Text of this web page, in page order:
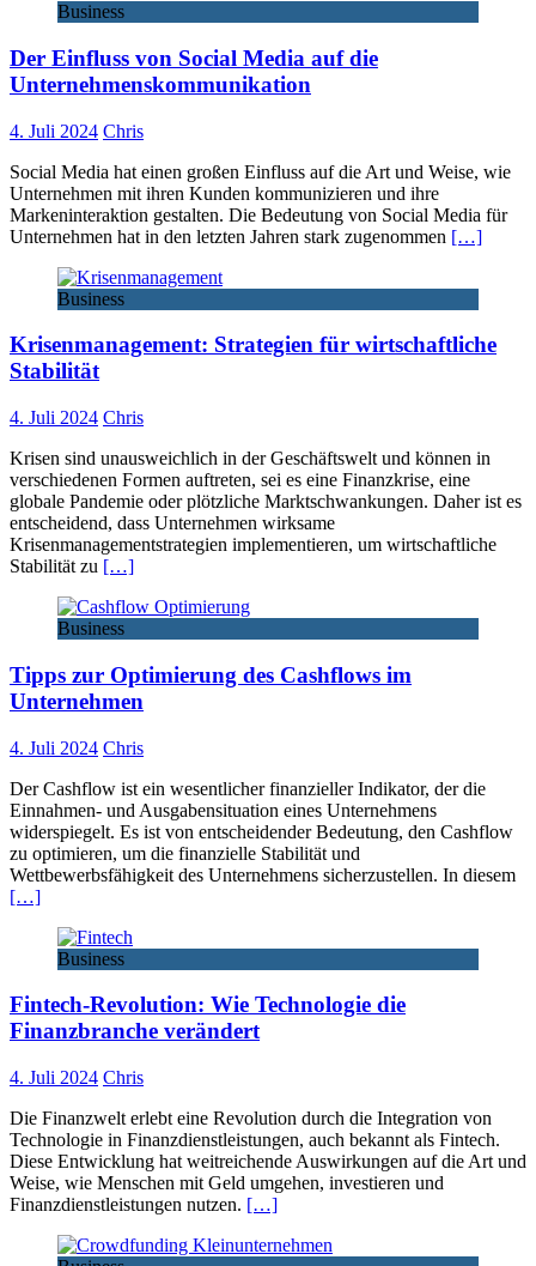
Business
Der Einfluss von Social Media auf die
Unternehmenskommunikation
4. Juli 2024 Chris
Social Media hat einen großen Einfluss auf die Art und Weise, wie
Unternehmen mit ihren Kunden kommunizieren und ihre
Markeninteraktion gestalten. Die Bedeutung von Social Media für
Unternehmen hat in den letzten Jahren stark zugenommen […]
Business
Krisenmanagement: Strategien für wirtschaftliche
Stabilität
4. Juli 2024 Chris
Krisen sind unausweichlich in der Geschäftswelt und können in
verschiedenen Formen auftreten, sei es eine Finanzkrise, eine
globale Pandemie oder plötzliche Marktschwankungen. Daher ist es
entscheidend, dass Unternehmen wirksame
Krisenmanagementstrategien implementieren, um wirtschaftliche
Stabilität zu […]
Business
Tipps zur Optimierung des Cashflows im
Unternehmen
4. Juli 2024 Chris
Der Cashflow ist ein wesentlicher finanzieller Indikator, der die
Einnahmen- und Ausgabensituation eines Unternehmens
widerspiegelt. Es ist von entscheidender Bedeutung, den Cashflow
zu optimieren, um die finanzielle Stabilität und
Wettbewerbsfähigkeit des Unternehmens sicherzustellen. In diesem
[…]
Business
Fintech-Revolution: Wie Technologie die
Finanzbranche verändert
4. Juli 2024 Chris
Die Finanzwelt erlebt eine Revolution durch die Integration von
Technologie in Finanzdienstleistungen, auch bekannt als Fintech.
Diese Entwicklung hat weitreichende Auswirkungen auf die Art und
Weise, wie Menschen mit Geld umgehen, investieren und
Finanzdienstleistungen nutzen. […]